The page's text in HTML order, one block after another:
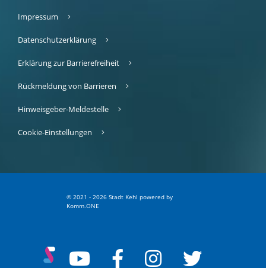
Impressum
Datenschutzerklärung
Erklärung zur Barrierefreiheit
Rückmeldung von Barrieren
Hinweisgeber-Meldestelle
Cookie-Einstellungen
© 2021 - 2026 Stadt Kehl powered by
Komm.ONE